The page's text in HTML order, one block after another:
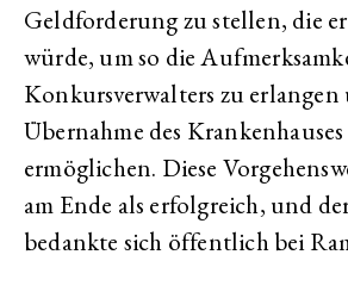
Geldforderung zu stellen, die
würde, um so die
Konkursverwalters zu erlangen
Übernahme des
ermöglichen. Diese
am Ende als erfolgreich, und
bedankte sich öffentlich bei